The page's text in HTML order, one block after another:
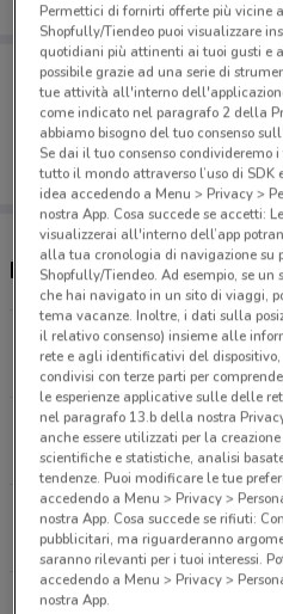
Porta DoveConviene
Puoi trovare le migliori
salvarle e creare la tua
dal tuo cellulare.
Ristoranti La Caveja
Corso Ferrucci, 89
6.1 km
Via Arnoldo Da Brescia,
6.5 km
Via Madama Cristina,
8 km
Via Madama Cristina,
Permettici di fornirti offerte più vicine
Shopfully/Tiendeo puoi visualizzare
quotidiani più attinenti ai tuoi gusti e
possibile grazie ad una serie di
tue attività all'interno
come indicato nel paragrafo 2 della
abbiamo bisogno del tuo consenso
Se dai il tuo consenso
tutto il mondo attraverso l’uso di SDK
idea accedendo a Menu > Privacy >
nostra App. Cosa succede se accetti:
visualizzerai all'interno dell’app
alla tua cronologia di navigazione su
Shopfully/Tiendeo. Ad esempio, se
che hai navigato in un sito di viaggi,
tema vacanze. Inoltre, i dati sulla
il relativo consenso) insieme alle
rete e agli identificativi del dispositivo,
condivisi con terze parti per
le esperienze applicative sulle delle
nel paragrafo 13.b della nostra
anche essere utilizzati per la
scientifiche e statistiche, analisi
tendenze. Puoi modificare le tue
accedendo a Menu > Privacy >
nostra App. Cosa succede se rifiuti:
pubblicitari, ma riguarderanno
saranno rilevanti per i tuoi interessi.
accedendo a Menu > Privacy >
nostra App.